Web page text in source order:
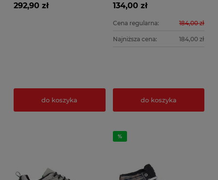
292,90 zł
do koszyka
134,00 zł
Cena regularna: 184,00 zł
Najniższa cena: 184,00 zł
do koszyka